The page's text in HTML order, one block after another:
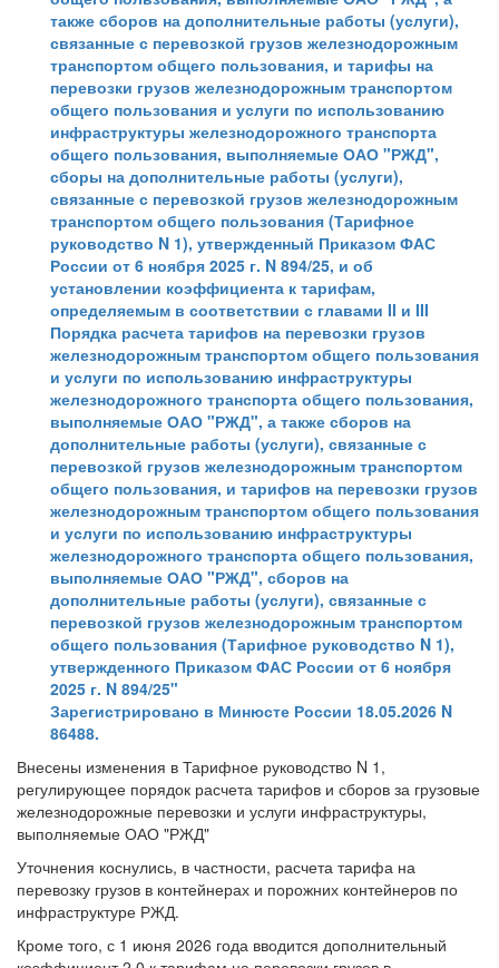
также сборов на дополнительные работы (услуги),
связанные с перевозкой грузов железнодорожным
транспортом общего пользования, и тарифы на
перевозки грузов железнодорожным транспортом
общего пользования и услуги по использованию
инфраструктуры железнодорожного транспорта
общего пользования, выполняемые ОАО "РЖД",
сборы на дополнительные работы (услуги),
связанные с перевозкой грузов железнодорожным
транспортом общего пользования (Тарифное
руководство N 1), утвержденный Приказом ФАС
России от 6 ноября 2025 г. N 894/25, и об
установлении коэффициента к тарифам,
определяемым в соответствии с главами II и III
Порядка расчета тарифов на перевозки грузов
железнодорожным транспортом общего пользования
и услуги по использованию инфраструктуры
железнодорожного транспорта общего пользования,
выполняемые ОАО "РЖД", а также сборов на
дополнительные работы (услуги), связанные с
перевозкой грузов железнодорожным транспортом
общего пользования, и тарифов на перевозки грузов
железнодорожным транспортом общего пользования
и услуги по использованию инфраструктуры
железнодорожного транспорта общего пользования,
выполняемые ОАО "РЖД", сборов на
дополнительные работы (услуги), связанные с
перевозкой грузов железнодорожным транспортом
общего пользования (Тарифное руководство N 1),
утвержденного Приказом ФАС России от 6 ноября
2025 г. N 894/25"
Зарегистрировано в Минюсте России 18.05.2026 N
86488.
Внесены изменения в Тарифное руководство N 1,
регулирующее порядок расчета тарифов и сборов за грузовые
железнодорожные перевозки и услуги инфраструктуры,
выполняемые ОАО "РЖД"
Уточнения коснулись, в частности, расчета тарифа на
перевозку грузов в контейнерах и порожних контейнеров по
инфраструктуре РЖД.
Кроме того, с 1 июня 2026 года вводится дополнительный